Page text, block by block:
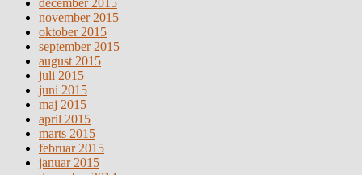
november 2015
oktober 2015
september 2015
august 2015
juli 2015
juni 2015
maj 2015
april 2015
marts 2015
februar 2015
januar 2015